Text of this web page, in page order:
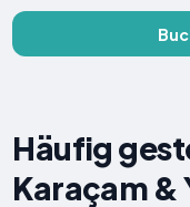
Häufig
Karaçam &